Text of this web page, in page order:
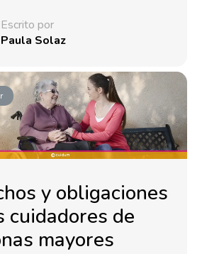
Escrito por
Paula Solaz
y obligaciones
cuidadores de
mayores